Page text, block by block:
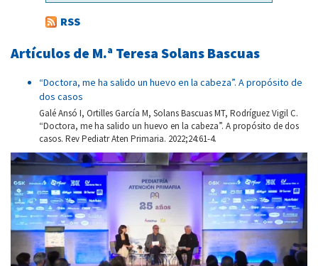
RSS
Artículos de M.ª Teresa Solans Bascuas
“Doctora, me ha salido un huevo en la cabeza”. A propósito de
dos casos
Galé Ansó I, Ortilles García M, Solans Bascuas MT, Rodríguez Vigil C.
“Doctora, me ha salido un huevo en la cabeza”. A propósito de dos
casos. Rev Pediatr Aten Primaria. 2022;24:61-4.